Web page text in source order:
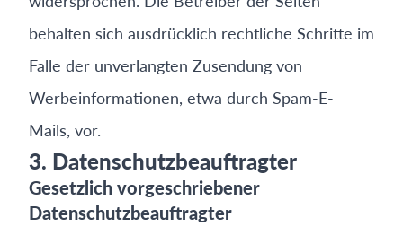
behalten sich ausdrücklich rechtliche Schritte im
Falle der unverlangten Zusendung von
Werbeinformationen, etwa durch Spam-E-
Mails, vor.
3. Datenschutzbeauftragter
Gesetzlich vorgeschriebener
Datenschutzbeauftragter